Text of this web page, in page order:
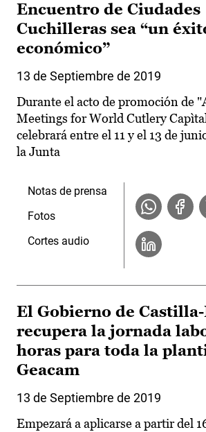
Encuentro de Ciudades
Cuchilleras sea “un
económico”
13 de Septiembre de 2019
Durante el acto de promoción de
Meetings for World Cutlery
celebrará entre el 11 y el 13 de
la Junta
Notas de prensa
Fotos
Cortes audio
El Gobierno de
recupera la jornada
horas para toda la
Geacam
13 de Septiembre de 2019
Empezará a aplicarse a partir del